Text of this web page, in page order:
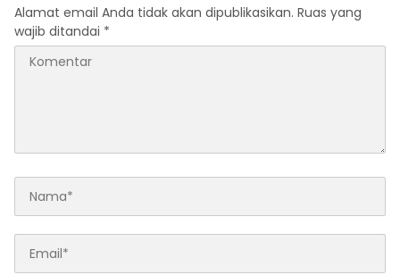
Alamat email Anda tidak akan dipublikasikan. Ruas yang
wajib ditandai *